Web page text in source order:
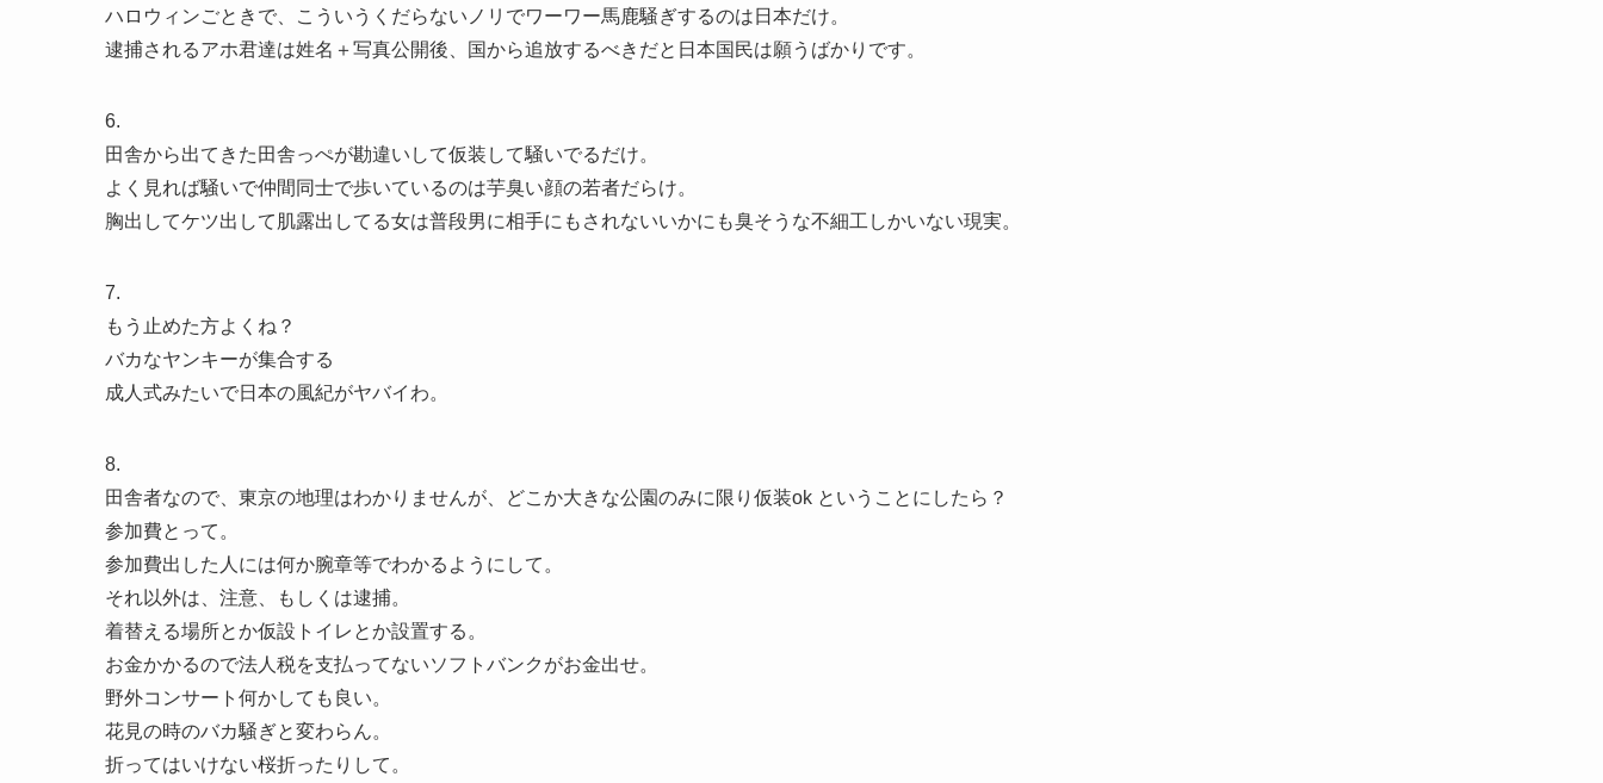
ハロウィンごときで、こういうくだらないノリでワーワー馬鹿騒ぎするのは日本だけ。
逮捕されるアホ君達は姓名＋写真公開後、国から追放するべきだと日本国民は願うばかりです。
6.
田舎から出てきた田舎っぺが勘違いして仮装して騒いでるだけ。
よく見れば騒いで仲間同士で歩いているのは芋臭い顔の若者だらけ。
胸出してケツ出して肌露出してる女は普段男に相手にもされないいかにも臭そうな不細工しかいない現実。
7.
もう止めた方よくね？
バカなヤンキーが集合する
成人式みたいで日本の風紀がヤバイわ。
8.
田舎者なので、東京の地理はわかりませんが、どこか大きな公園のみに限り仮装ok ということにしたら？
参加費とって。
参加費出した人には何か腕章等でわかるようにして。
それ以外は、注意、もしくは逮捕。
着替える場所とか仮設トイレとか設置する。
お金かかるので法人税を支払ってないソフトバンクがお金出せ。
野外コンサート何かしても良い。
花見の時のバカ騒ぎと変わらん。
折ってはいけない桜折ったりして。